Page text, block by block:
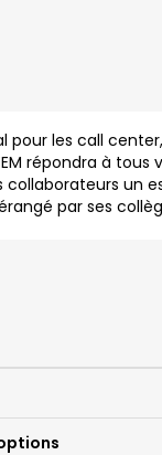
pour les call
répondra à
collaborateurs un
par ses